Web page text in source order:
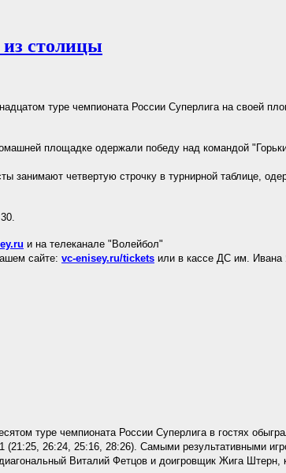
из столицы
туре чемпионата России Суперлига на своей
площадке одержали победу над командой
занимают четвертую строчку в турнирной таблице,
и на телеканале "Волейбол"
сайте: vc-enisey.ru/tickets или в кассе ДС им. Ивана
туре чемпионата России Суперлига в гостях
(21:25, 26:24, 25:16, 28:26). Самыми результативными
Виталий Фетцов и доигровщик Жига Штерн,